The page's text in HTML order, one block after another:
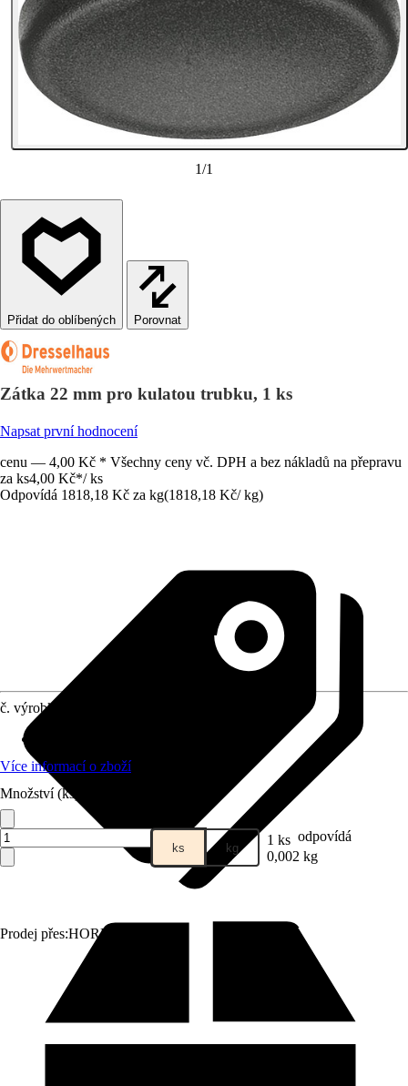
1/1
Porovnat
Zátka 22 mm pro kulatou trubku, 1 ks
Napsat první hodnocení
cenu — 4,00 Kč * Všechny ceny vč. DPH a bez nákladů na přepravu
za ks4,00 Kč*/ ks
Odpovídá 1818,18 Kč za kg(1818,18 Kč/ kg)
Prodej přes:HORNBACH
č. výrobku
Více informací o zboží
Množství (ks)
ks kg 1 ks odpovídá
0,002 kg